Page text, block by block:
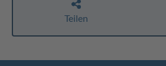
Teilen